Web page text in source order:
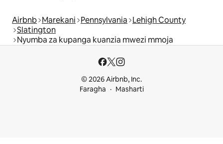
Airbnb Marekani Pennsylvania Lehigh County
Slatington
Nyumba za kupanga kuanzia mwezi mmoja
© 2026 Airbnb, Inc.
Faragha
Masharti